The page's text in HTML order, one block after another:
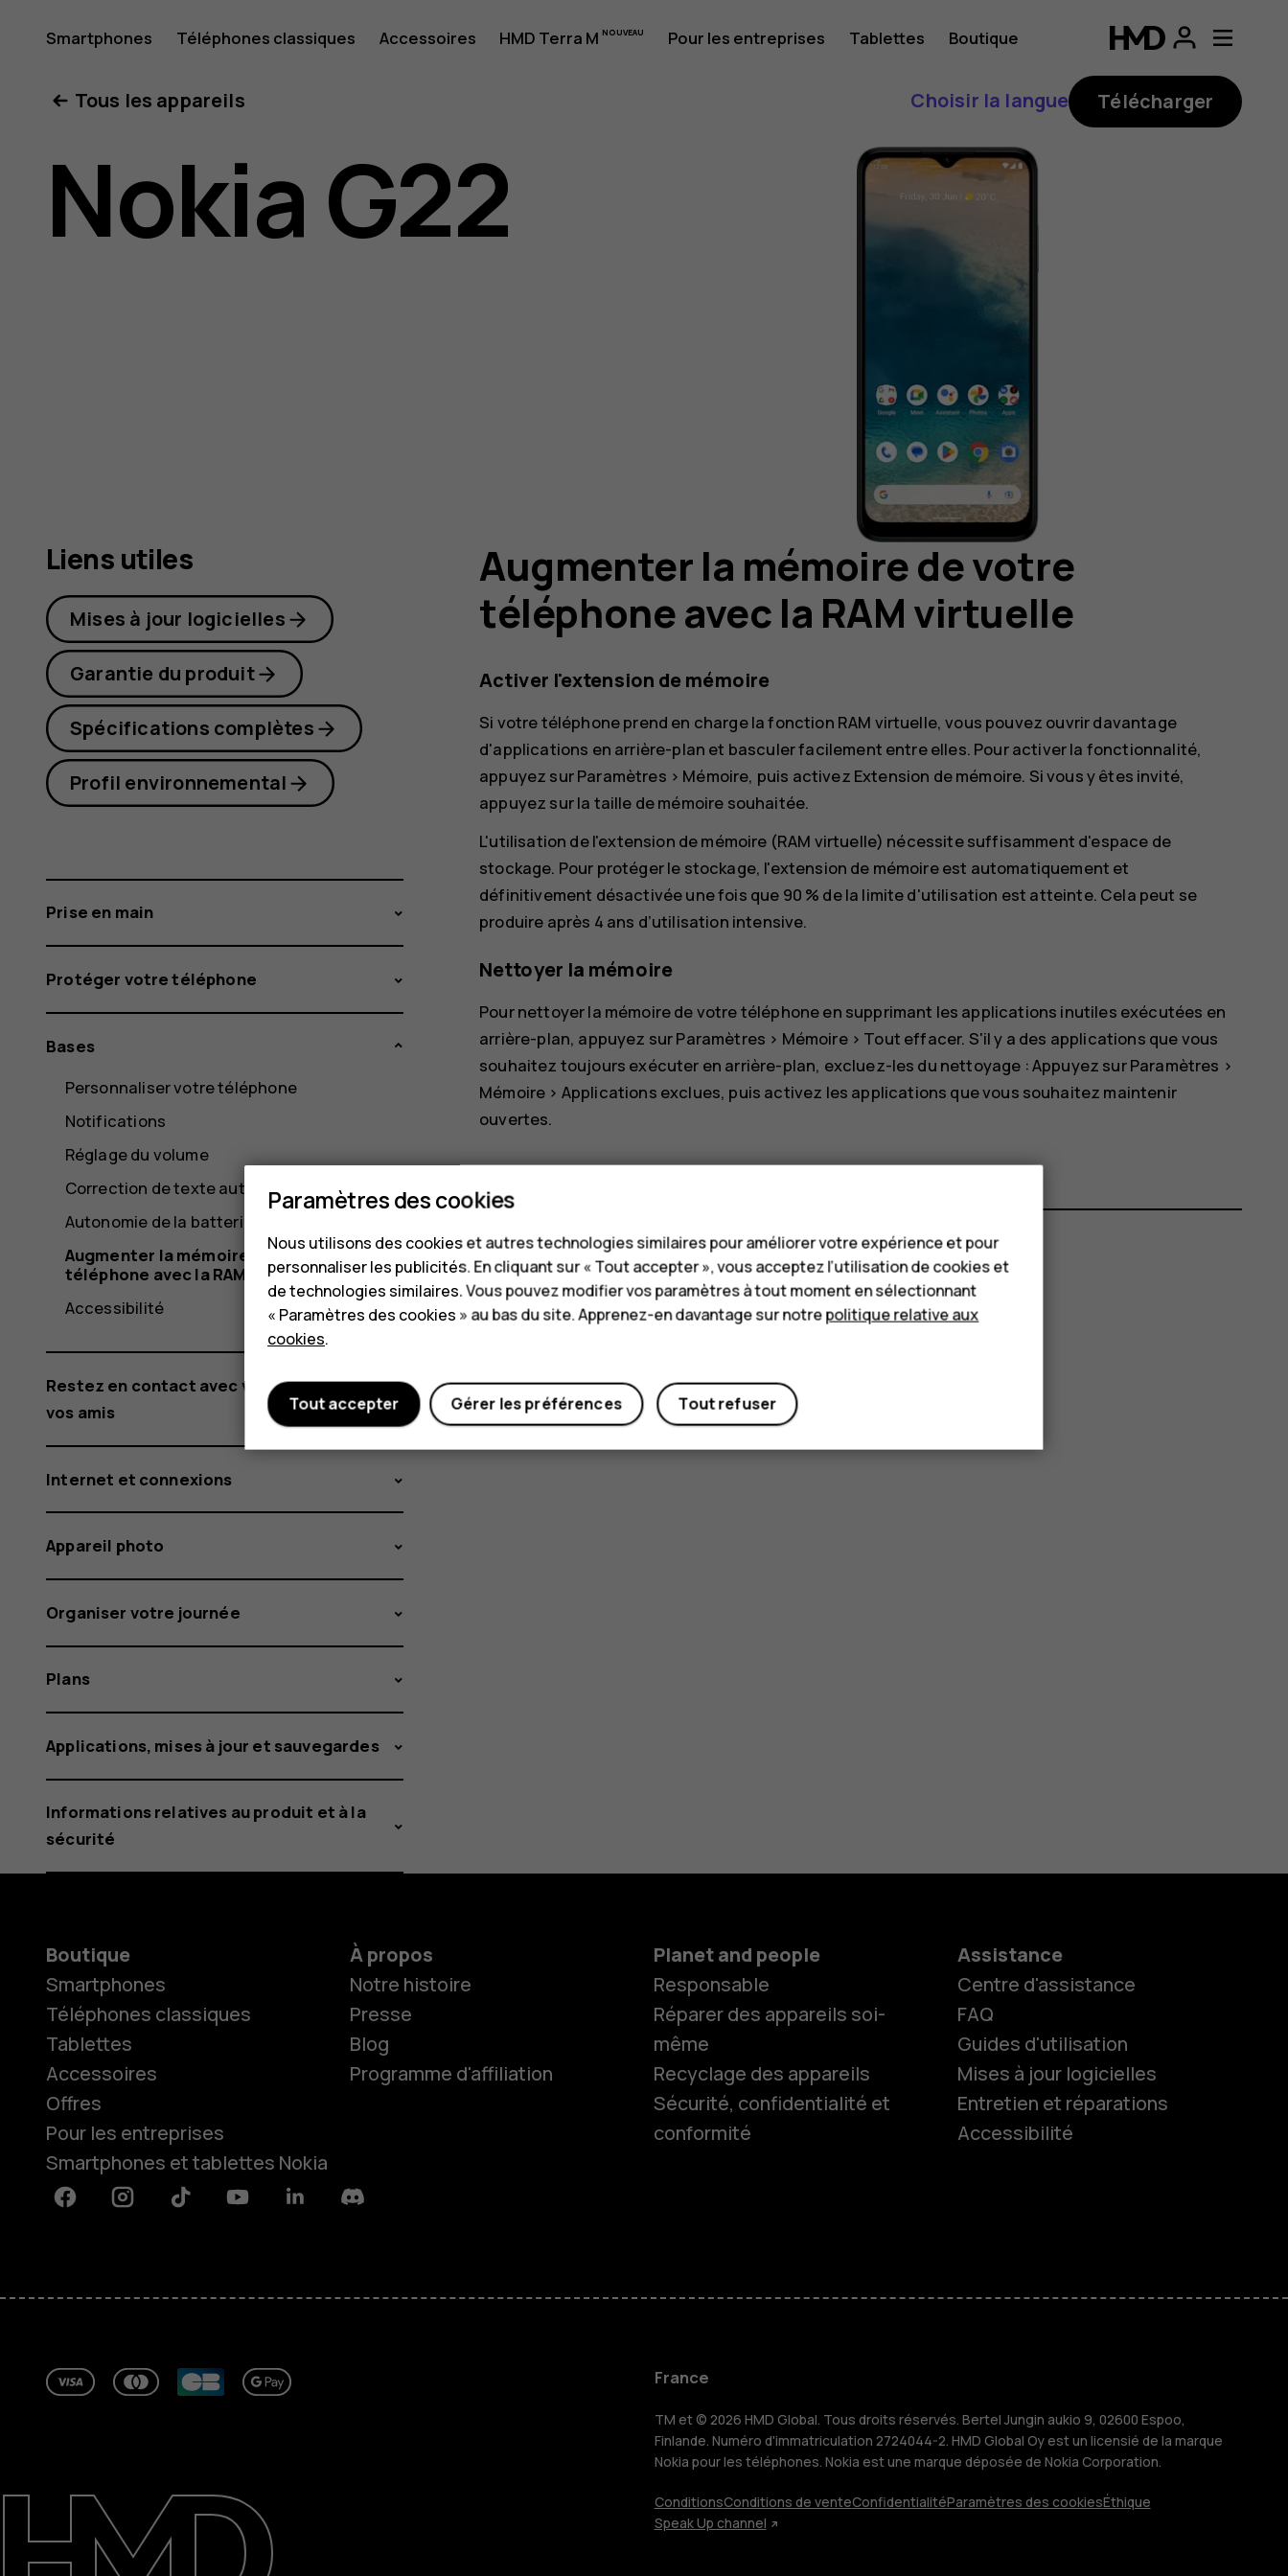
Guide
de
l'utilisateur
Smartphones Téléphones classiques Accessoires HMD Terra M Pour les entreprises Tablettes Boutique
Smartphones
Pour les entreprises
Tablettes
Boutique
À propos
Assistance
France
Tous les appareils Choisir la langue Télécharger
Nokia G22
Augmenter la mémoire de votre
téléphone avec la RAM virtuelle
Activer l'extension de mémoire
Si votre téléphone prend en charge la fonction RAM virtuelle, vous pouvez ouvrir davantage
d'applications en arrière-plan et basculer facilement entre elles. Pour activer la fonctionnalité,
appuyez surParamètres > Mémoire, puis activez Extension de mémoire. Si vous y êtes invité,
appuyez sur la taille de mémoire souhaitée.
L'utilisation de l'extension de mémoire (RAM virtuelle) nécessite suffisamment d'espace de
stockage. Pour protéger le stockage, l'extension de mémoire est automatiquement et
définitivement désactivée une fois que 90 % de la limite d'utilisation est atteinte. Cela peut se
produire après 4 ans d’utilisation intensive.
Nettoyer la mémoire
Pour nettoyer la mémoire de votre téléphone en supprimant les applications inutiles exécutées en
arrière-plan, appuyez surParamètres > Mémoire> Tout effacer. S'il y a des applications que vous
souhaitez toujours exécuter en arrière-plan, excluez-les du nettoyage : Appuyez surParamètres >
Mémoire > Applications exclues, puis activez les applications que vous souhaitez maintenir
ouvertes.
Avez-vous trouvé cela utile?
Liens utiles
Mises à jour logicielles
Garantie du produit
Spécifications complètes
Profil environnemental
Prise en main
Protéger votre téléphone
Bases
Personnaliser votre téléphone
Notifications
Réglage du volume
Correction de texte automatique
Autonomie de la batterie
Augmenter la mémoire de votre
téléphone avec la RAM virtuelle
Accessibilité
Restez en contact avec votre famille et
vos amis
Internet et connexions
Appareil photo
Organiser votre journée
Plans
Applications, mises à jour et sauvegardes
Informations relatives au produit et à la
sécurité
Boutique
Smartphones
Téléphones classiques
Tablettes
Accessoires
Offres
Pour les entreprises
Smartphones et tablettes Nokia
À propos
Notre histoire
Presse
Blog
Programme d'affiliation
Planet and people
Responsable
Réparer des appareils soi-
même
Recyclage des appareils
Sécurité, confidentialité et
conformité
Assistance
Centre d'assistance
FAQ
Guides d'utilisation
Mises à jour logicielles
Entretien et réparations
Accessibilité
FacebookInstagramTiktok YoutubeLinkedinDiscord
France
TM et © 2026 HMD Global. Tous droits réservés. Bertel Jungin aukio 9, 02600 Espoo,
Finlande. Numéro d'immatriculation 2724044-2. HMD Global Oy est un licensié de la marque
Nokia pour les téléphones. Nokia est une marque déposée de Nokia Corporation.
ConditionsConditions de venteConfidentialitéParamètres des cookiesÉthique
Speak Up channel
Paramètres des cookies
Nous utilisons des cookies et autres technologies similaires pour améliorer votre expérience et pour
personnaliser les publicités. En cliquant sur « Tout accepter », vous acceptez l’utilisation de cookies et
de technologies similaires. Vous pouvez modifier vos paramètres à tout moment en sélectionnant
« Paramètres des cookies » au bas du site. Apprenez-en davantage sur notrepolitique relative aux
cookies.
Tout refuser
Gérer les préférences
Tout accepter